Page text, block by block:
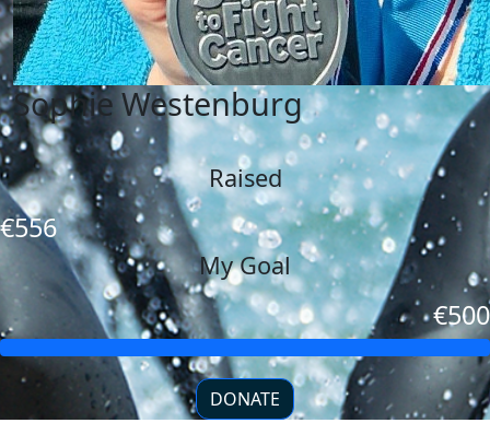
Sophie Westenburg
Raised
€556
My Goal
€500
DONATE